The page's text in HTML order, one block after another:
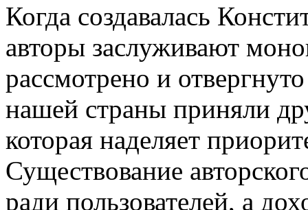
Когда создавалась
авторы заслуживают
рассмотрено и
нашей страны приняли
которая наделяет
Существование
ради пользователей, а